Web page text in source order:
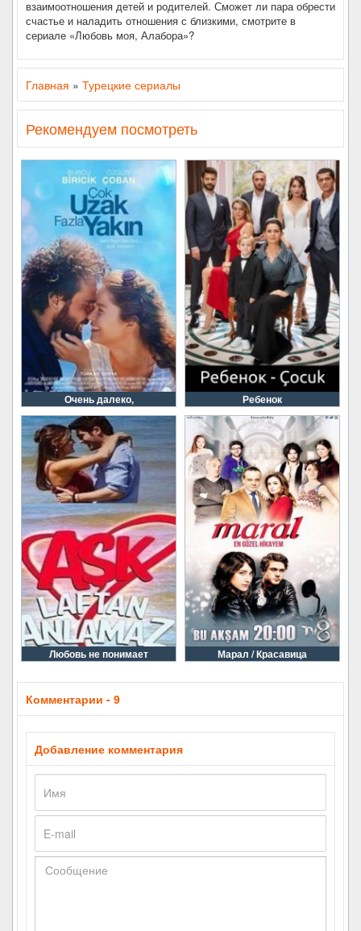
взаимоотношения детей и родителей. Сможет ли пара обрести
счастье и наладить отношения с близкими, смотрите в
сериале «Любовь моя, Алабора»?
Главная » Турецкие сериалы
Рекомендуем посмотреть
Очень далеко, Ребенок
Любовь не понимает Марал / Красавица
Комментарии - 9
Добавление комментария